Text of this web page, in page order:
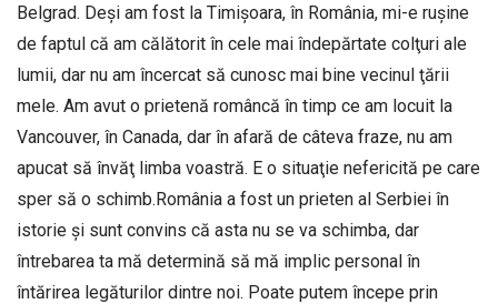
Belgrad. Deşi am fost la Timişoara, în România, mi-e ruşine
de faptul că am călătorit în cele mai îndepărtate colţuri ale
lumii, dar nu am încercat să cunosc mai bine vecinul ţării
mele. Am avut o prietenă româncă în timp ce am locuit la
Vancouver, în Canada, dar în afară de câteva fraze, nu am
apucat să învăţ limba voastră. E o situaţie nefericită pe care
sper să o schimb.România a fost un prieten al Serbiei în
istorie şi sunt convins că asta nu se va schimba, dar
întrebarea ta mă determină să mă implic personal în
întărirea legăturilor dintre noi. Poate putem începe prin